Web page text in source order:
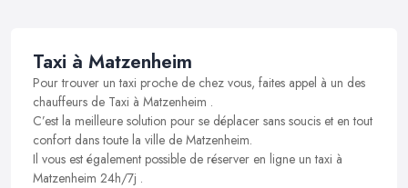
Taxi à Matzenheim
Pour trouver un taxi proche de chez vous, faites appel à un des
chauffeurs de Taxi à Matzenheim .
C’est la meilleure solution pour se déplacer sans soucis et en tout
confort dans toute la ville de Matzenheim.
Il vous est également possible de réserver en ligne un taxi à
Matzenheim 24h/7j .